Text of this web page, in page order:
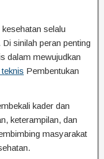
selalu
sinilah peran penting
dalam mewujudkan
Pembentukan
kader dan
keterampilan, dan
masyarakat